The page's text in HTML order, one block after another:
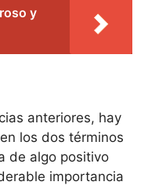
y
anteriores, hay
los dos términos
de algo positivo
importancia